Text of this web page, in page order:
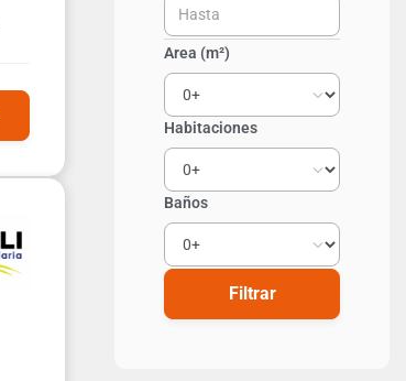
Area (m²)
Habitaciones
Baños
Filtrar